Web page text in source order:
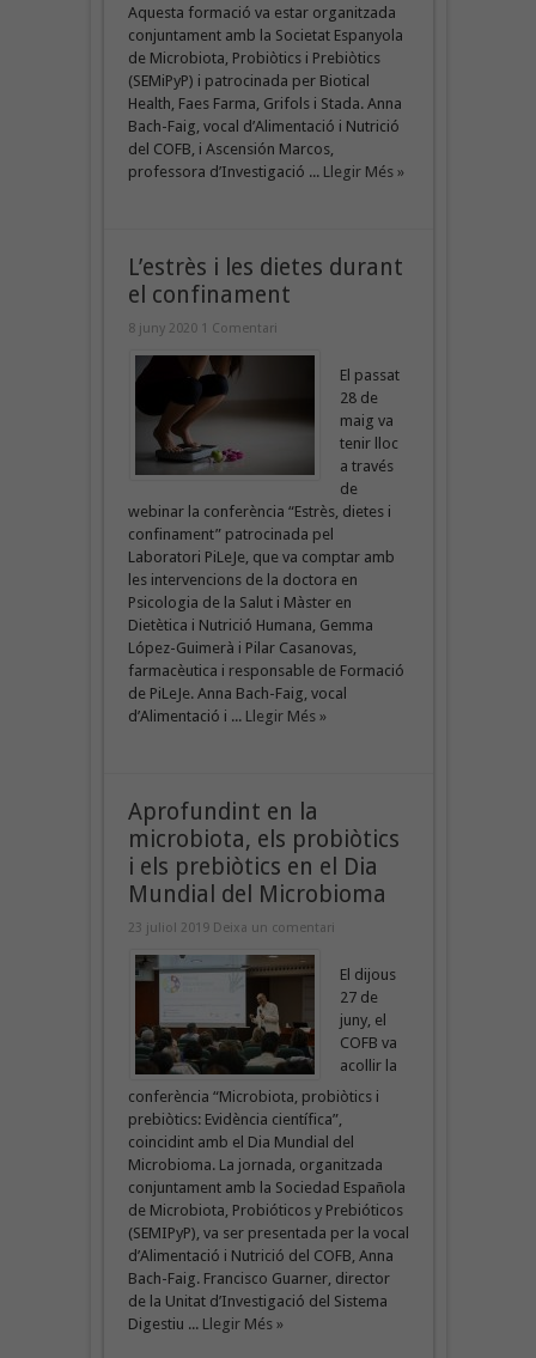
Aquesta formació va estar organitzada
conjuntament amb la Societat Espanyola
de Microbiota, Probiòtics i Prebiòtics
(SEMiPyP) i patrocinada per Biotical
Health, Faes Farma, Grifols i Stada. Anna
Bach-Faig, vocal d’Alimentació i Nutrició
del COFB, i Ascensión Marcos,
professora d’Investigació ... Llegir Més »
L’estrès i les dietes durant
el confinament
8 juny 2020 1 Comentari
El passat
28 de
maig va
tenir lloc
a través
de
webinar la conferència “Estrès, dietes i
confinament” patrocinada pel
Laboratori PiLeJe, que va comptar amb
les intervencions de la doctora en
Psicologia de la Salut i Màster en
Dietètica i Nutrició Humana, Gemma
López-Guimerà i Pilar Casanovas,
farmacèutica i responsable de Formació
de PiLeJe. Anna Bach-Faig, vocal
d’Alimentació i ... Llegir Més »
Aprofundint en la
microbiota, els probiòtics
i els prebiòtics en el Dia
Mundial del Microbioma
23 juliol 2019 Deixa un comentari
El dijous
27 de
juny, el
COFB va
acollir la
conferència “Microbiota, probiòtics i
prebiòtics: Evidència científica”,
coincidint amb el Dia Mundial del
Microbioma. La jornada, organitzada
conjuntament amb la Sociedad Española
de Microbiota, Probióticos y Prebióticos
(SEMIPyP), va ser presentada per la vocal
d’Alimentació i Nutrició del COFB, Anna
Bach-Faig. Francisco Guarner, director
de la Unitat d’Investigació del Sistema
Digestiu ... Llegir Més »